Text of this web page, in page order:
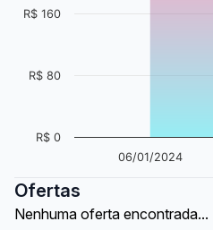
06/01/2024
R$ 0
R$ 80
R$ 160
Ofertas
Nenhuma oferta encontrada...